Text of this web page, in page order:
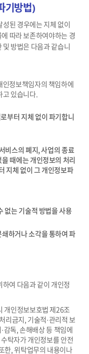
기방법)
된 경우에는 지체 없이
따라 보존하여야하는 경
방법은 다음과 같습니
정보책임자의 책임하에
있습니다.
부터 지체 없이 파기합니
비스의 폐지, 사업의 종료
때에는 개인정보의 처리
지체 없이 그 개인정보파
없는 기술적 방법을 사용
하거나 소각을 통하여 파
여 다음과 같이 개인정
개인정보보호법 제26조
리금지, 기술적·관리적 보
감독, 손해배상 등 책임에
탁자가 개인정보를 안전
한, 위탁업무의 내용이나